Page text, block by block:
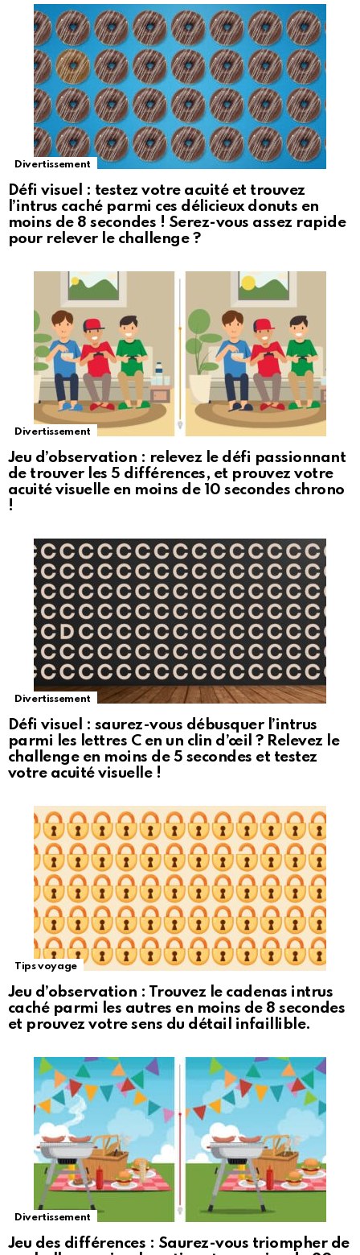
Divertissement
Défi visuel : testez votre acuité et trouvez
l’intrus caché parmi ces délicieux donuts en
moins de 8 secondes ! Serez-vous assez rapide
pour relever le challenge ?
Divertissement
Jeu d’observation : relevez le défi passionnant
de trouver les 5 différences, et prouvez votre
acuité visuelle en moins de 10 secondes chrono
!
Divertissement
Défi visuel : saurez-vous débusquer l’intrus
parmi les lettres C en un clin d’œil ? Relevez le
challenge en moins de 5 secondes et testez
votre acuité visuelle !
Tips voyage
Jeu d’observation : Trouvez le cadenas intrus
caché parmi les autres en moins de 8 secondes
et prouvez votre sens du détail infaillible.
Divertissement
Jeu des différences : Saurez-vous triompher de